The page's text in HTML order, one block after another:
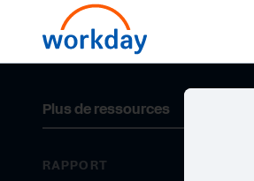
Plus de ressources
RAPPORT